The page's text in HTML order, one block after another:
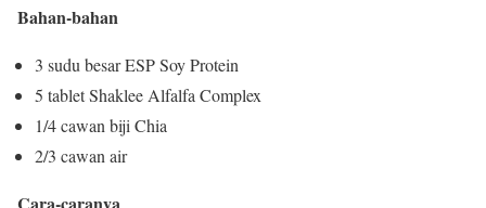
Bahan-bahan
3 sudu besar ESP Soy Protein
5 tablet Shaklee Alfalfa Complex
1/4 cawan biji Chia
2/3 cawan air
Cara-caranya